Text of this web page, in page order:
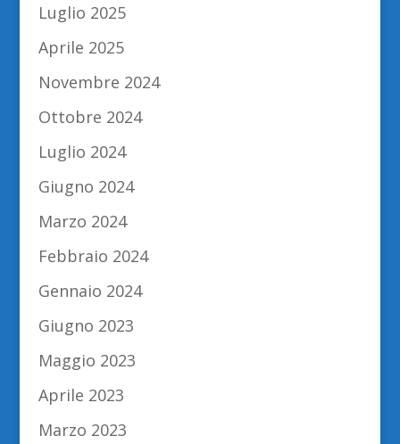
Luglio 2025
Aprile 2025
Novembre 2024
Ottobre 2024
Luglio 2024
Giugno 2024
Marzo 2024
Febbraio 2024
Gennaio 2024
Giugno 2023
Maggio 2023
Aprile 2023
Marzo 2023